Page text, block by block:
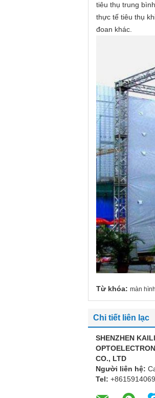
tiêu thụ trung
thực tế tiêu thụ
đoan khác.
Từ khóa: màn
Chi tiết liên lạc
SHENZHEN
CO., LTD
Người liên hệ:
Tel: